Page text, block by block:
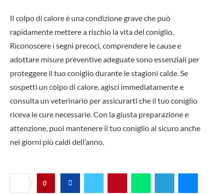
Il colpo di calore è una condizione grave che può
rapidamente mettere a rischio la vita del coniglio.
Riconoscere i segni precoci, comprendere le cause e
adottare misure preventive adeguate sono essenziali per
proteggere il tuo coniglio durante le stagioni calde. Se
sospetti un colpo di calore, agisci immediatamente e
consulta un veterinario per assicurarti che il tuo coniglio
riceva le cure necessarie. Con la giusta preparazione e
attenzione, puoi mantenere il tuo coniglio al sicuro anche
nei giorni più caldi dell’anno.
0